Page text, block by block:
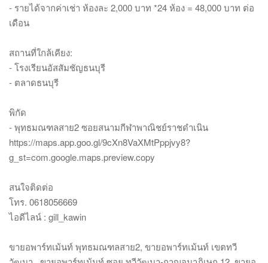
- รายได้จากค่าเช่า ห้องละ 2,000 บาท *24 ห้อง = 48,000 บาท ต่อ
เดือน
สถานที่ใกล้เคียง:
- โรงเรียนอัสสัมชัญธนบุรี
- ตลาดธนบุรี
พิกัด
- พุทธมณฑลสาย2 ซอยสนามกีฬาพาณิชย์ราชดำเนิน
https://maps.app.goo.gl/9cXn8VaXMtPppjvy8?
g_st=com.google.maps.preview.copy
สนใจติดต่อ
โทร. 0618056669
ไอดีไลน์ : gill_kawin
ขายอพาร์ทเม้นท์ พุทธมณฑลสาย2, ขายอพาร์ทเม้นท์ เขตทวี